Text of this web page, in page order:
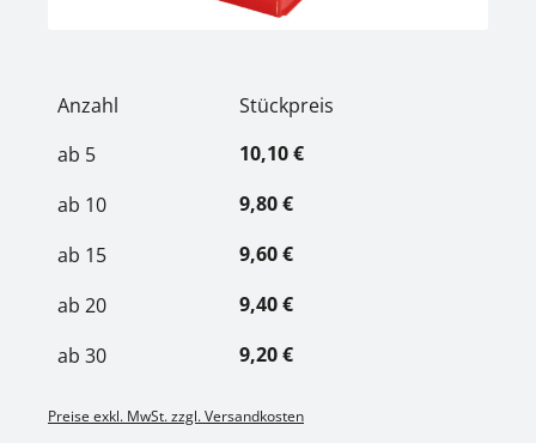
Anzahl
Stückpreis
ab 5
10,10 €
ab 10
9,80 €
ab 15
9,60 €
ab 20
9,40 €
ab 30 9,20 €
Preise exkl. MwSt. zzgl. Versandkosten